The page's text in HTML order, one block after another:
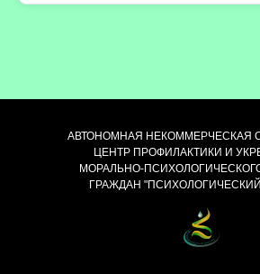
АВТОНОМНАЯ НЕКОММЕРЧЕСКАЯ
ЦЕНТР ПРОФИЛАКТИКИ И
МОРАЛЬНО-
ГРАЖДАН